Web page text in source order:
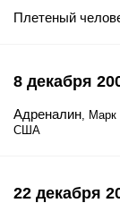
Плетеный
8 декабря
Адреналин, Марк
США
22 декабря